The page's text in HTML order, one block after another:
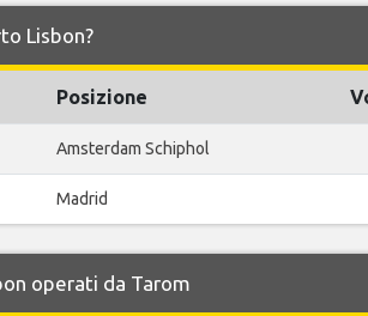
Lisbon?
Posizione
Amsterdam Schiphol
Madrid
operati da Tarom